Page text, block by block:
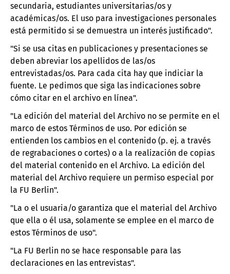
secundaria, estudiantes universitarias/os y
académicas/os. El uso para investigaciones personales
está permitido si se demuestra un interés justificado".
"Si se usa citas en publicaciones y presentaciones se
deben abreviar los apellidos de las/os
entrevistadas/os. Para cada cita hay que indiciar la
fuente. Le pedimos que siga las indicaciones sobre
cómo citar en el archivo en línea".
"La edición del material del Archivo no se permite en el
marco de estos Términos de uso. Por edición se
entienden los cambios en el contenido (p. ej. a través
de regrabaciones o cortes) o a la realización de copias
del material contenido en el Archivo. La edición del
material del Archivo requiere un permiso especial por
la FU Berlin".
"La o el usuaria/o garantiza que el material del Archivo
que ella o él usa, solamente se emplee en el marco de
estos Términos de uso".
"La FU Berlin no se hace responsable para las
declaraciones en las entrevistas".